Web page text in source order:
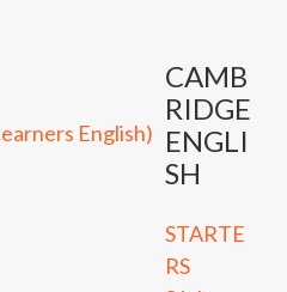
English)
CAMB
RIDGE
ENGLI
SH
STARTE
RS